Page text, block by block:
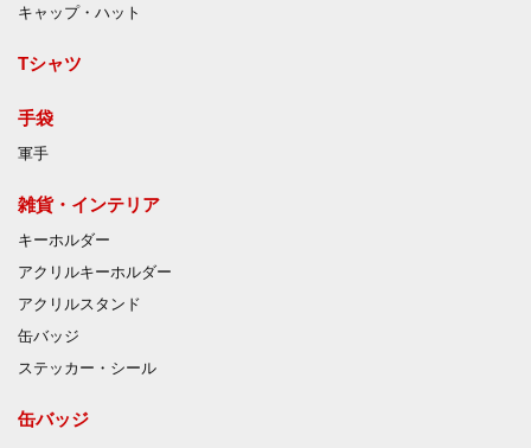
キャップ・ハット
Tシャツ
手袋
軍手
雑貨・インテリア
キーホルダー
アクリルキーホルダー
アクリルスタンド
缶バッジ
ステッカー・シール
缶バッジ